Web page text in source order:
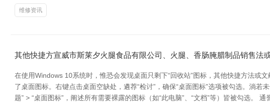
维修资讯
其他快捷方宣威市斯莱夕火腿食品有限公司、火腿、香肠腌腊制品销售法
在使用Windows 10系统时，惟恐会发现桌面只剩下“回收站”图标，其他快捷方法或
了桌面图标。右键点击桌面空缺处，遴荐“检讨”，确保“桌面图标”选项被勾选。淌若
题” > “桌面图标”，阐述所有需要裸露的图标（如“此电脑”、“文档”等）皆被勾选。 通